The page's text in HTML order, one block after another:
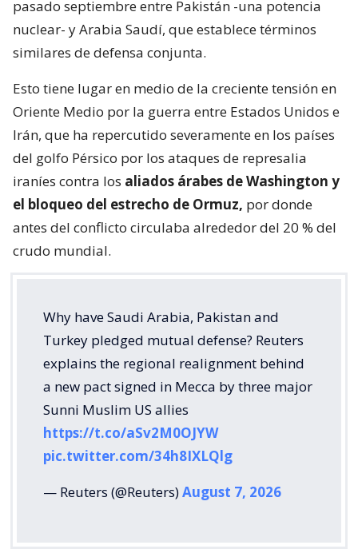
pasado septiembre entre Pakistán -una potencia
nuclear- y Arabia Saudí, que establece términos
similares de defensa conjunta.
Esto tiene lugar en medio de la creciente tensión en
Oriente Medio por la guerra entre Estados Unidos e
Irán, que ha repercutido severamente en los países
del golfo Pérsico por los ataques de represalia
iraníes contra los aliados árabes de Washington y
el bloqueo del estrecho de Ormuz, por donde
antes del conflicto circulaba alrededor del 20 % del
crudo mundial.
Why have Saudi Arabia, Pakistan and
Turkey pledged mutual defense? Reuters
explains the regional realignment behind
a new pact signed in Mecca by three major
Sunni Muslim US allies
https://t.co/aSv2M0OJYW
pic.twitter.com/34h8IXLQlg
— Reuters (@Reuters)August 7, 2026